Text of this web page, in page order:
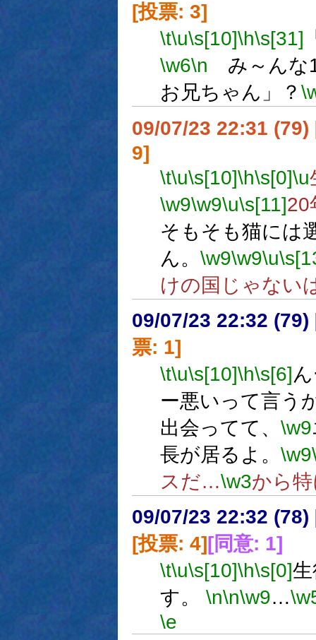
[投票: 3]
\t\u\s[10]\h\s[31]
\w6\n み～んな
お兄ちゃん」？
09/07/23 22:31 (79)
9]
\t\u\s[10]\h\s[0]\u
\w9\w9\u\s[11]20
そもそも猫には
ん。 \w9\w9\u
けの国じゃない
09/07/23 22:32 (79)
票: 1]
\t\u\s[10]\h\s[6]
ー悪いって言う
出会ってて、 \w9
長が居るよ。 \w9
スだ…\w3から
09/07/23 22:32 (78)
[投票: 4][同意: 1]
\t\u\s[10]\h\s[0]
す。 \n\n\w9…
\e